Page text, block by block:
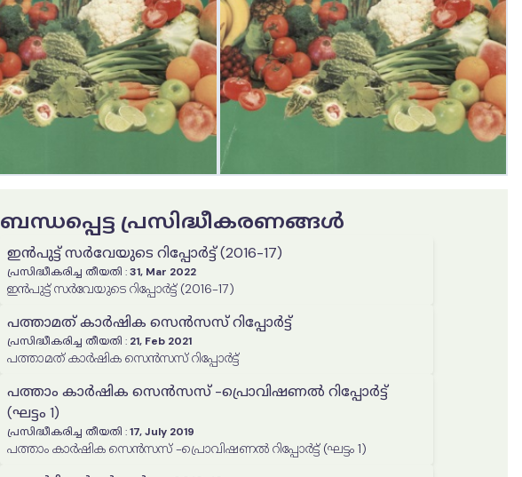
ബന്ധപ്പെട്ട പ്രസിദ്ധീകരണങ്ങൾ
ഇൻപുട്ട് സർവേയുടെ റിപ്പോർട്ട് (2016-17)
പ്രസിദ്ധീകരിച്ച തീയതി :31, Mar 2022
ഇൻപുട്ട് സർവേയുടെ റിപ്പോർട്ട് (2016-17)
പത്താമത് കാർഷിക സെൻസസ് റിപ്പോർട്ട്
പ്രസിദ്ധീകരിച്ച തീയതി : 21, Feb 2021
പത്താമത് കാർഷിക സെൻസസ് റിപ്പോർട്ട്
പത്താം കാർഷിക സെൻസസ് -പ്രൊവിഷണൽ റിപ്പോർട്ട്
(ഘട്ടം 1)
പ്രസിദ്ധീകരിച്ച തീയതി :17, July 2019
പത്താം കാർഷിക സെൻസസ് -പ്രൊവിഷണൽ റിപ്പോർട്ട് (ഘട്ടം 1)